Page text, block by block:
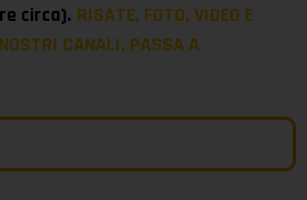
circa). RISATE, FOTO, VIDEO E
CANALI. PASSA A